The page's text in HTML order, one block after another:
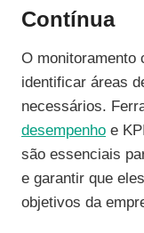
Contínua
O monitoramento
identificar áreas
necessários.
desempenho e
são essenciais
e garantir que
objetivos da